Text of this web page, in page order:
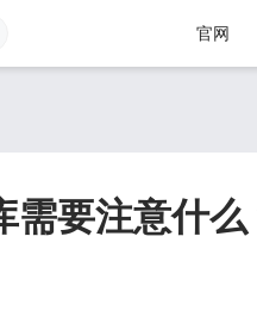
官网
需要注意什